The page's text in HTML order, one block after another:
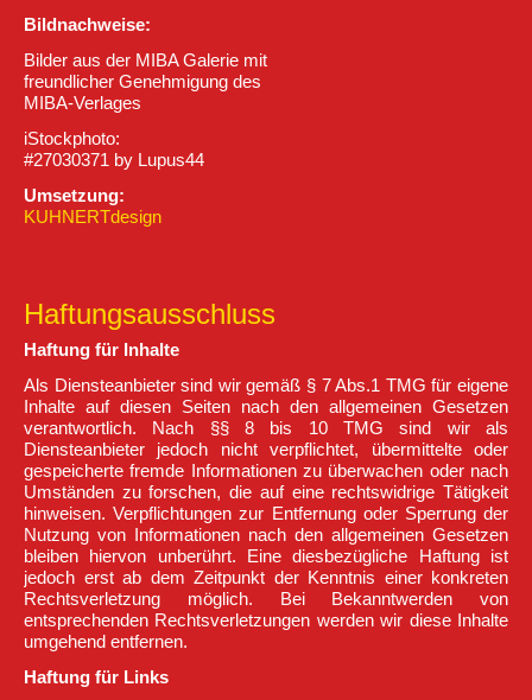
Bildnachweise:
Bilder aus der MIBA Galerie mit
freundlicher Genehmigung des
MIBA-Verlages
iStockphoto:
#27030371 by Lupus44
Umsetzung:
KUHNERTdesign
Haftungsausschluss
Haftung für Inhalte
Als Diensteanbieter sind wir gemäß § 7 Abs.1 TMG für eigene
Inhalte auf diesen Seiten nach den allgemeinen Gesetzen
verantwortlich. Nach §§ 8 bis 10 TMG sind wir als
Diensteanbieter jedoch nicht verpflichtet, übermittelte oder
gespeicherte fremde Informationen zu überwachen oder nach
Umständen zu forschen, die auf eine rechtswidrige Tätigkeit
hinweisen. Verpflichtungen zur Entfernung oder Sperrung der
Nutzung von Informationen nach den allgemeinen Gesetzen
bleiben hiervon unberührt. Eine diesbezügliche Haftung ist
jedoch erst ab dem Zeitpunkt der Kenntnis einer konkreten
Rechtsverletzung möglich. Bei Bekanntwerden von
entsprechenden Rechtsverletzungen werden wir diese Inhalte
umgehend entfernen.
Haftung für Links